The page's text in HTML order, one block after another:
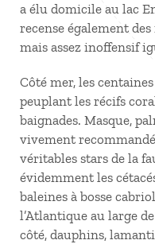
a élu domicile au lac
recense également
mais assez inoffensif
Côté mer, les
peuplant les récifs
baignades. Masque,
vivement
véritables stars de la
évidemment les
baleines à bosse
l’Atlantique au large
côté, dauphins,